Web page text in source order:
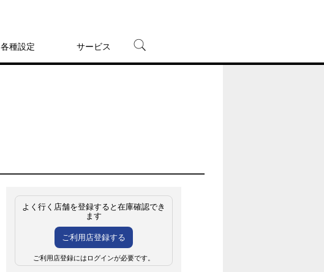
各種設定 サービス
よく行く店舗を登録すると在庫確認でき
ます
ご利用店登録する
ご利用店登録にはログインが必要です。